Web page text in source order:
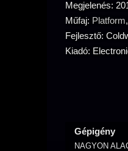
Megjelenés:
Műfaj: Platform,
Fejlesztő:
Kiadó:
Gépigény
NAGYON